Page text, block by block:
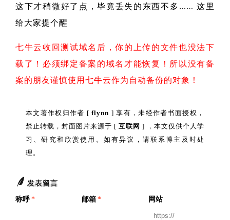
这下才稍微好了点，毕竟丢失的东西不多…… 这里
给大家提个醒
七牛云收回测试域名后，你的上传的文件也没法下
载了！必须绑定备案的域名才能恢复！所以没有备
案的朋友谨慎使用七牛云作为自动备份的对象！
本文著作权归作者 [flynn ] 享有，未经作者书面授权，
禁止转载，封面图片来源于 [ 互联网 ] ，本文仅供个人学
习、研究和欣赏使用。如有异议，请联系博主及时处
理。
发表留言
称呼 * 邮箱 * 网站